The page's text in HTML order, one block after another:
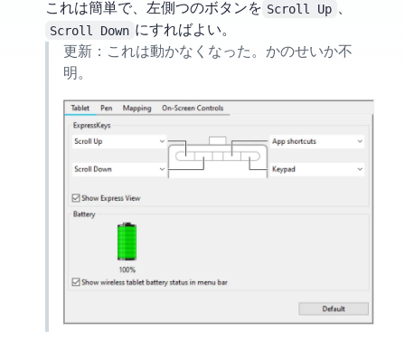
これは簡単で、左側2つのボタンを Scroll Up 、
Scroll Down にすればよい。
10/08更新：これは動かなくなった。WindowsかWacomのせいか不
明。